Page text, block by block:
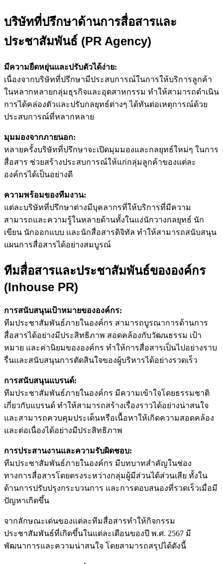
บริษัทที่ปรึกษาด้านการสื่อสารและ
ประชาสัมพันธ์ (PR Agency)
มีความยืดหยุ่นและปรับตัวได้ง่าย:
เนื่องจากบริษัทที่ปรึกษามีประสบการณ์ในการให้บริการลูกค้า
ในหลากหลายกลุ่มธุรกิจและอุตสาหกรรม ทำให้สามารถดำเนิน
การได้คล่องตัวและปรับกลยุทธ์ต่างๆ ได้ทันต่อเหตุการณ์ด้วย
ประสบการณ์ที่หลากหลาย
มุมมองจากภายนอก:
หลายครั้งบริษัทที่ปรึกษาจะเปิดมุมมองและกลยุทธ์ใหม่ๆ ในการ
สื่อสาร ช่วยสร้างประสบการณ์ให้แก่กลุ่มลูกค้าของแต่ละ
องค์กรได้เป็นอย่างดี
ความพร้อมของทีมงาน:
แต่ละบริษัทที่ปรึกษาต่างมีบุคลากรที่ให้บริการที่มีความ
สามารถและความรู้ในหลายด้านทั้งในแง่นักวางกลยุทธ์ นัก
เขียน นักออกแบบ และนักสื่อสารดิจิทัล ทำให้สามารถสนับสนุน
แผนการสื่อสารได้อย่างสมบูรณ์
ทีมสื่อสารและประชาสัมพันธ์ขององค์กร
(Inhouse PR)
การสนับสนุนเป้าหมายขององค์กร:
ทีมประชาสัมพันธ์ภายในองค์กร สามารถบูรณาการด้านการ
สื่อสารได้อย่างมีประสิทธิภาพ สอดคล้องกับวัฒนธรรม เป้า
หมาย และค่านิยมขององค์กร ทำให้การสื่อสารเป็นไปอย่างราบ
รื่นและสนับสนุนการตัดสินใจของผู้บริหารได้อย่างรวดเร็ว
การสนับสนุนแบรนด์:
ทีมประชาสัมพันธ์ภายในองค์กร มีความเข้าใจโดยธรรมชาติ
เกี่ยวกับแบรนด์ ทำให้สามารถสร้างเรื่องราวได้อย่างน่าสนใจ
และสามารถควบคุมประเด็นหรือเนื้อหาให้เกิดความสอดคล้อง
และต่อเนื่องได้อย่างมีประสิทธิภาพ
การประสานงานและความรับผิดชอบ:
ทีมประชาสัมพันธ์ภายในองค์กร มีบทบาทสำคัญในช่อง
ทางการสื่อสารโดยตรงระหว่างกลุ่มผู้มีส่วนได้ส่วนเสีย ทั้งใน
ด้านการปรับปรุงกระบวนการ และการตอบสนองที่รวดเร็วเมื่อมี
ปัญหาเกิดขึ้น
จากลักษณะเด่นของแต่ละทีมสื่อสารทำให้กิจกรรม
ประชาสัมพันธ์ที่เกิดขึ้นในแต่ละเดือนของปี พ.ศ. 2567 มี
พัฒนาการและความน่าสนใจ โดยสามารถสรุปได้ดังนี้